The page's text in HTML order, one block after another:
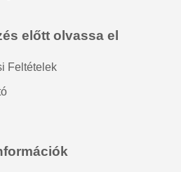
előtt olvassa el
Feltételek